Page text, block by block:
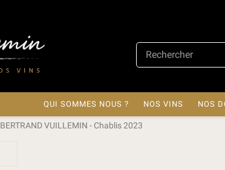
QUI SOMMES NOUS ? NOS VINS NOS
BERTRAND VUILLEMIN - Chablis 2023